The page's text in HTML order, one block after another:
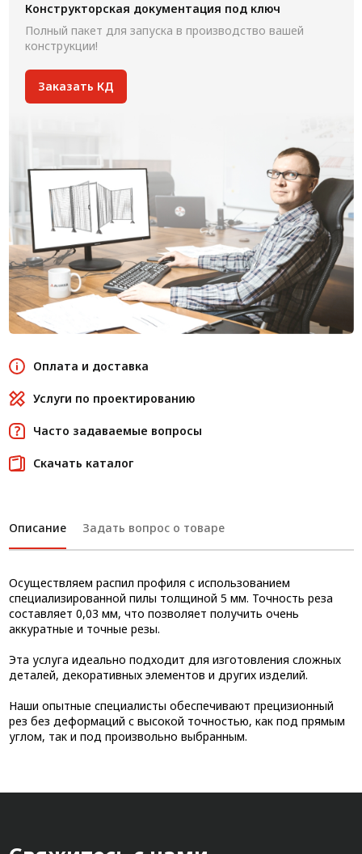
Конструкторская документация под ключ
Полный пакет для запуска в производство вашей
конструкции!
Заказать КД
Оплата и доставка
Услуги по проектированию
Часто задаваемые вопросы
Скачать каталог
Описание Задать вопрос о товаре
Осуществляем распил профиля с использованием
специализированной пилы толщиной 5 мм. Точность реза
составляет 0,03 мм, что позволяет получить очень
аккуратные и точные резы.
Эта услуга идеально подходит для изготовления сложных
деталей, декоративных элементов и других изделий.
Наши опытные специалисты обеспечивают прецизионный
рез без деформаций с высокой точностью, как под прямым
углом, так и под произвольно выбранным.